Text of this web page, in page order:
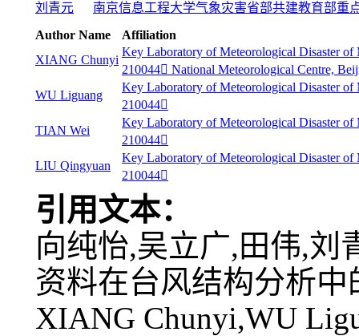
刘青元
南京信息工程大学气象灾害省部共建教育部重
Author Name
Affiliation
XIANG Chunyi
Key Laboratory of Meteorological Disaster
210044 National Meteorological Centre,
WU Liguang
Key Laboratory of Meteorological Disaster
210044
TIAN Wei
Key Laboratory of Meteorological Disaster
210044
LIU Qingyuan
Key Laboratory of Meteorological Disaster
210044
引用文本：
向纯怡,吴立广,田伟,刘
资料在台风结构分析中
XIANG Chunyi,WU